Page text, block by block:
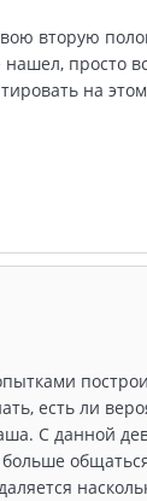
вторую
просто
на
есть ли
С данной